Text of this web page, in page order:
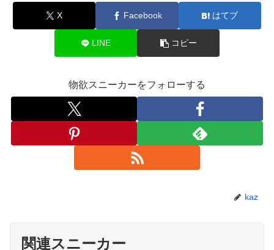
X Facebook はてブ
LINE コピー
物欲スニーカーをフォローする
kaz
関連スニーカー